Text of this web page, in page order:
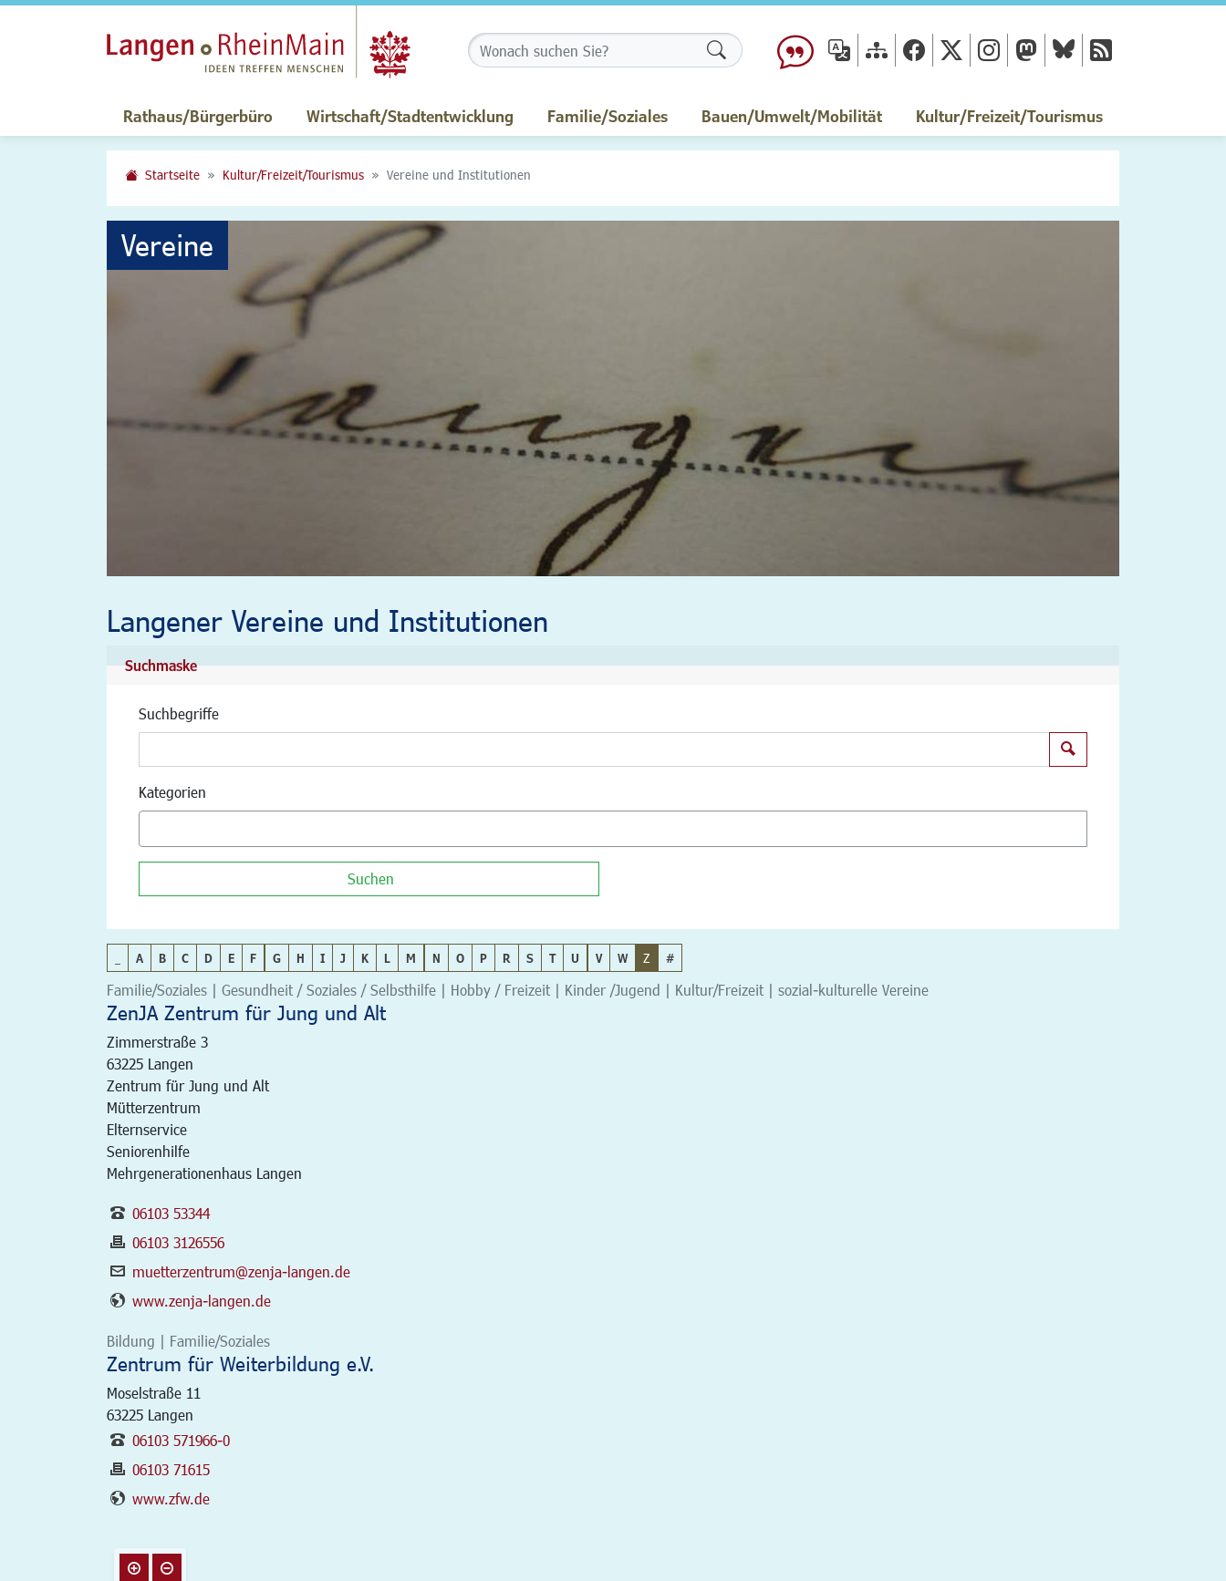
Formularschaltfläche
Rathaus/Bürgerbüro Wirtschaft/Stadtentwicklung Familie/Soziales Bauen/Umwelt/Mobilität Kultur/Freizeit/Tourismus
Startseite Kultur/Freizeit/Tourismus Vereine und Institutionen
Vereine
Langener Vereine und Institutionen
Suchmaske
Suchbegriffe
Kategorien
Suchen
A B C D E F G H I J K L M N O P R S T U V W Z #
Familie/Soziales | Gesundheit / Soziales / Selbsthilfe | Hobby / Freizeit | Kinder /Jugend | Kultur/Freizeit | sozial-kulturelle Vereine
ZenJA Zentrum für Jung und Alt
Zimmerstraße 3
63225 Langen
Zentrum für Jung und Alt
Mütterzentrum
Elternservice
Seniorenhilfe
Mehrgenerationenhaus Langen
06103 53344
06103 3126556
muetterzentrum@zenja-langen.de
www.zenja-langen.de
Bildung | Familie/Soziales
Zentrum für Weiterbildung e.V.
Moselstraße 11
63225 Langen
06103 571966-0
06103 71615
www.zfw.de